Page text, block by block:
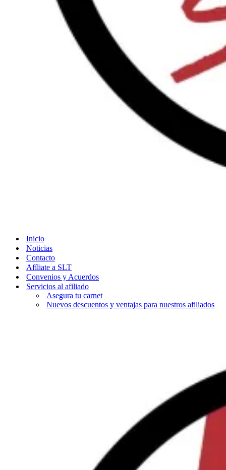
Inicio
Noticias
Contacto
Afíliate a SLT
Convenios y Acuerdos
Servicios al afiliado
Asegura tu carnet
Nuevos descuentos y ventajas para nuestros afiliados